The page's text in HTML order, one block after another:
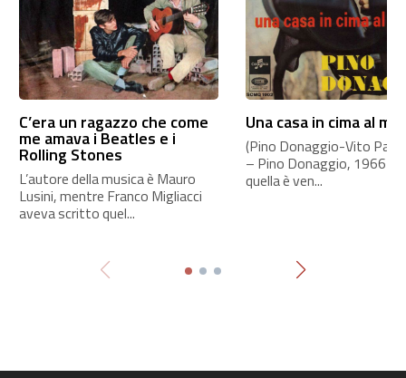
C’era un ragazzo che come
me amava i Beatles e i
Rolling Stones
L’autore della musica è Mauro
Lusini, mentre Franco Migliacci
aveva scritto quel...
Una casa in cima al
(Pino Donaggio-Vito
– Pino Donaggio, 1966
quella è ven...